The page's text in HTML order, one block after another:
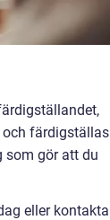
färdigställas
som gör att du
eller kontakta